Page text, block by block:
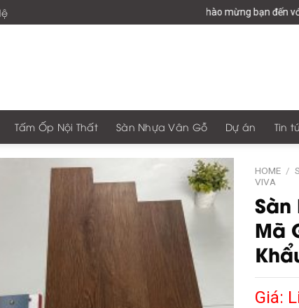
Chào mừng bạn đến với
Tấm Ốp Nội Thất Sàn Nhựa Vân Gỗ Dự án Tin
HOME /
VIVA
Sàn
Mã
Giá: